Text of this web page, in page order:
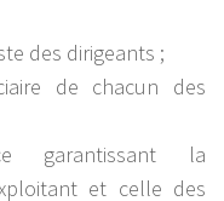
des dirigeants ;
de chacun des
garantissant la
et celle des